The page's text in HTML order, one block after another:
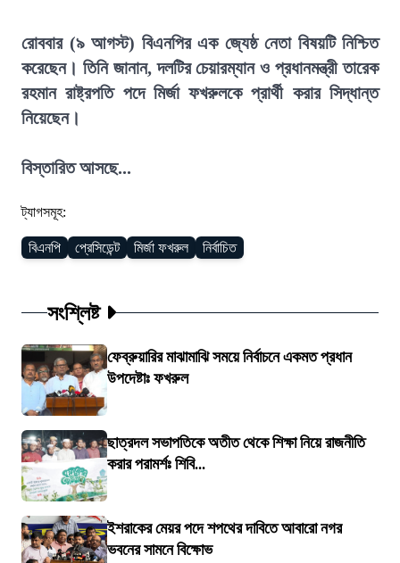
রোববার (৯ আগস্ট) বিএনপির এক জ্যেষ্ঠ নেতা বিষয়টি নিশ্চিত
করেছেন। তিনি জানান, দলটির চেয়ারম্যান ও প্রধানমন্ত্রী তারেক
রহমান রাষ্ট্রপতি পদে মির্জা ফখরুলকে প্রার্থী করার সিদ্ধান্ত
নিয়েছেন।
বিস্তারিত আসছে...
ট্যাগসমূহ:
বিএনপি প্রেসিডেন্ট মির্জা ফখরুল নির্বাচিত
সংশ্লিষ্ট
ফেব্রুয়ারির মাঝামাঝি সময়ে নির্বাচনে একমত প্রধান
উপদেষ্টাঃ ফখরুল
ছাত্রদল সভাপতিকে অতীত থেকে শিক্ষা নিয়ে রাজনীতি
করার পরামর্শঃ শিবি...
ইশরাকের মেয়র পদে শপথের দাবিতে আবারো নগর
ভবনের সামনে বিক্ষোভ